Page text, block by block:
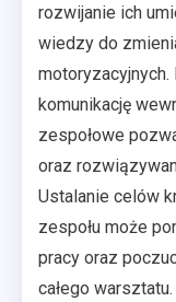
rozwijanie ich
wiedzy do
motoryzacyjnych.
komunikację
zespołowe
oraz
Ustalanie celów
zespołu może
pracy oraz
całego warsztatu.